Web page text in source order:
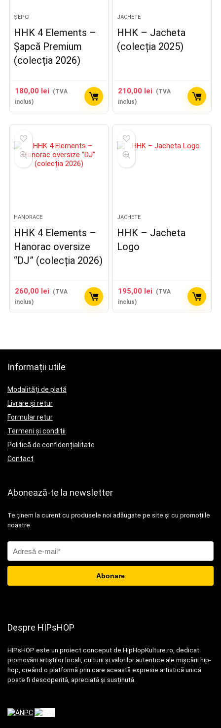
ȘEPCI
HHK 4 Elements –
Șapcă Premium
(colecția 2026)
180,00 lei
(TVA
inclus)
JACHETE
HHK – Jacheta
(colecția 2025)
210,00 lei
(TVA
inclus)
HANORACE
HHK 4 Elements –
Hanorac oversize
“DJ” (colecția 2026)
260,00 lei
(TVA
inclus)
JACHETE
HHK – Jacheta
Logo
195,00 lei
(TVA
inclus)
Informații utile
Modalități de plată
Livrare și retur
Formular retur
Termeni și condiții
Politică de confidențialitate
Contact
Abonează-te la newsletter
Te ținem la curent cu produsele noi adăugate pe site și cu promoțiile
noastre.
Despre HIPsHOP
HIPsHOP este un proiect conceput de HipHopKulture.ro, dedicat
promovării artiștilor locali, culturii și valorilor autentice ale mișcării hip-
hop, creând o platformă prin care această expresie artistică unică
poate fi descoperită, apreciată și susținută.